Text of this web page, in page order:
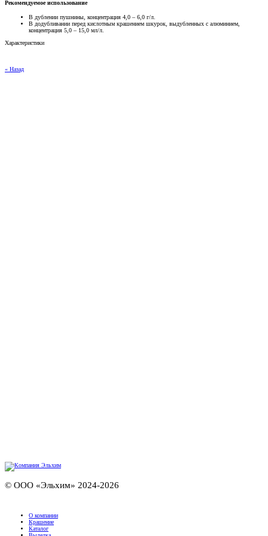
Рекомендуемое использование
В дублении пушнины, концентрация 4,0 – 6,0 г/л.
В додубливании перед кислотным крашением шкурок, выдубленных с алюминием,
концентрация 5,0 – 15,0 мл/л.
Характеристики
« Назад
© ООО «Эльхим» 2024-2026
О компании
Крашение
Каталог